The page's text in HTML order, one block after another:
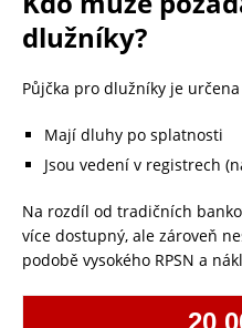
dlužníky?
Půjčka pro dlužníky je
Mají dluhy po splatnosti
Jsou vedení v registrech
Na rozdíl od tradičních
více dostupný, ale zároveň
podobě vysokého RPSN a